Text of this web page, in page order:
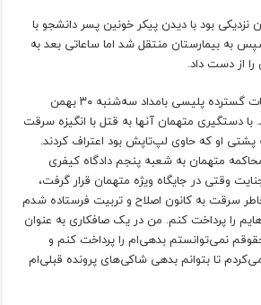
نزدیکی بود با دیدن پیکر خونین پسر دانشجو با
به بیمارستان منتقل شد اما ساعاتی بعد به
از دست داد.
در نهایت متهمان با اقدامات گسترده پلیسی بامداد سه‌شنبه ۳۰ بهمن
دستگیری متهمان آنها به قتل با انگیزه سرقت
او که حاوی لپ‌تاپش بود اعتراف کردند.
متهمان به شعبه پنجم دادگاه کیفری
وقتی در جایگاه ویژه متهمان قرار گرفت،
سرقت به کانون اصلاح و تربیت فرستاده شدم
را پرداخت کنم. من در یک صافکاری به عنوان
نمی‌توانستم بدهی‌ام را پرداخت کنم و
تا بتوانم بدهی شاکی‌های پرونده قبلی‌ام